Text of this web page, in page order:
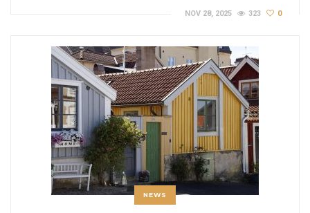
NOV 28, 2025 323 0
NEWS